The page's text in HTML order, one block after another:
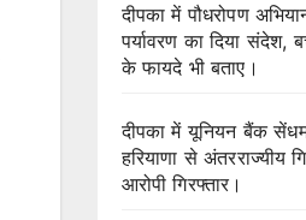
दीपका में पौधरोपण
पर्यावरण का दिया संदेश,
के फायदे भी बताए।
दीपका में यूनियन बैंक
हरियाणा से अंतरराज्यीय
आरोपी गिरफ्तार।